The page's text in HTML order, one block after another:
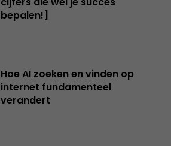
bepalen!]
Hoe AI zoeken en vinden op
internet fundamenteel
verandert